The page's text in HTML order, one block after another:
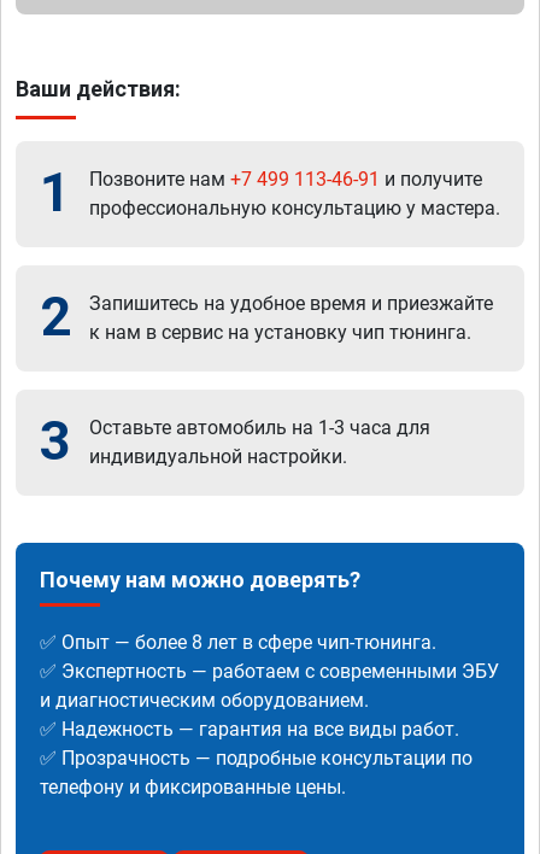
Ваши действия:
1 Позвоните нам +7 499 113-46-91 и получите
профессиональную консультацию у мастера.
2
Запишитесь на удобное время и приезжайте
к нам в сервис на установку чип тюнинга.
3
Оставьте автомобиль на 1-3 часа для
индивидуальной настройки.
Почему нам можно доверять?
✅ Опыт — более 8 лет в сфере чип-тюнинга.
✅ Экспертность — работаем с современными ЭБУ
и диагностическим оборудованием.
✅ Надежность — гарантия на все виды работ.
✅ Прозрачность — подробные консультации по
телефону и фиксированные цены.